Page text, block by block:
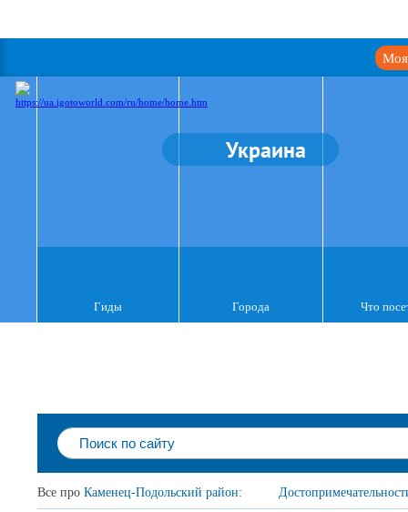
Моя
Украина
Гиды Города Что
Все про Каменец-Подольский район: